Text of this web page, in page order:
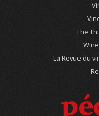
The
La Revue du